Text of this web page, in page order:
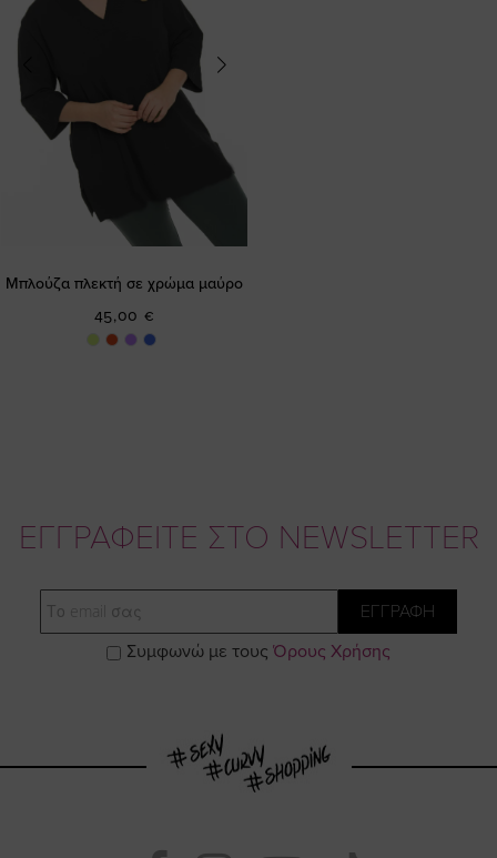
Μπλούζα πλεκτή σε χρώμα μαύρο
45,00 €
ΕΓΓΡΑΦΕΙΤΕ ΣΤΟ NEWSLETTER
Email
ΕΓΓΡΑΦΗ
Συμφωνώ με τους Όρους Χρήσης